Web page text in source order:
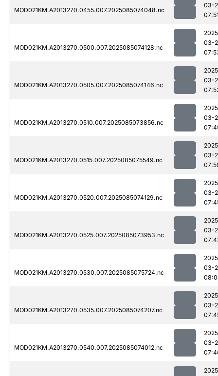
MOD021KM.A2013270.0455.007.2025085074048.nc
03-
MOD021KM.A2013270.0500.007.2025085074128.nc
03-
MOD021KM.A2013270.0505.007.2025085074146.nc
03-
MOD021KM.A2013270.0510.007.2025085073856.nc
03-
MOD021KM.A2013270.0515.007.2025085075549.nc
03-
MOD021KM.A2013270.0520.007.2025085074129.nc
03-
MOD021KM.A2013270.0525.007.2025085073953.nc
03-
MOD021KM.A2013270.0530.007.2025085075724.nc
03-
MOD021KM.A2013270.0535.007.2025085074207.nc
03-
MOD021KM.A2013270.0540.007.2025085074012.nc
03-